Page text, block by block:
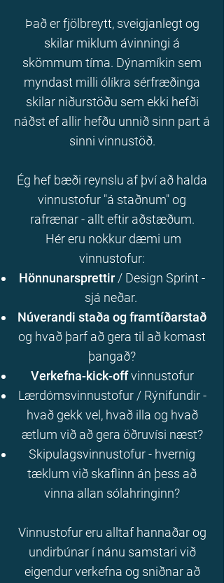
Það er fjölbreytt, sveigjanlegt og
skilar miklum ávinningi á
skömmum tíma. Dýnamíkin sem
myndast milli ólíkra sérfræðinga
skilar niðurstöðu sem ekki hefði
náðst ef allir hefðu unnið sinn part á
sinni vinnustöð.
Ég hef bæði reynslu af því að halda
vinnustofur "á staðnum" og
rafrænar - allt eftir aðstæðum.
Hér eru nokkur dæmi um
vinnustofur:
Hönnunarsprettir / Design Sprint -
sjá neðar.
Núverandi staða og framtíðarstað
og hvað þarf að gera til að komast
þangað?
Verkefna-kick-offvinnustofur
Lærdómsvinnustofur / Rýnifundir-
hvað gekk vel, hvað illa og hvað
ætlum við að gera öðruvísi næst?
Skipulagsvinnustofur - hvernig
tæklum við skaflinn án þess að
vinna allan sólahringinn?
Vinnustofur eru alltaf hannaðar og
undirbúnar í nánu samstari við
eigendur verkefna og sniðnar að